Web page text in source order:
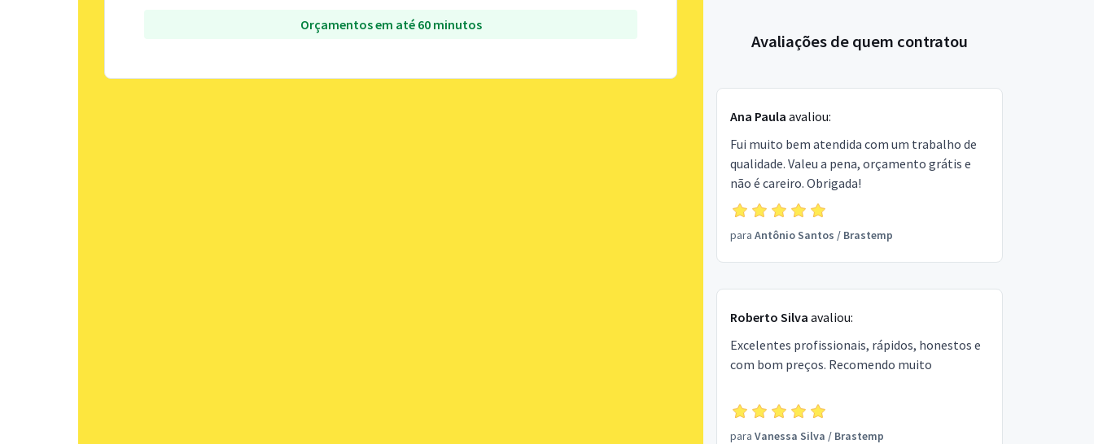
Orçamentos em até 60 minutos
Avaliações de quem contratou
Ana Paula avaliou:
Fui muito bem atendida com um trabalho de
qualidade. Valeu a pena, orçamento grátis e
não é careiro. Obrigada!
para Antônio Santos / Brastemp
Roberto Silva avaliou:
Excelentes profissionais, rápidos, honestos e
com bom preços. Recomendo muito
para Vanessa Silva / Brastemp